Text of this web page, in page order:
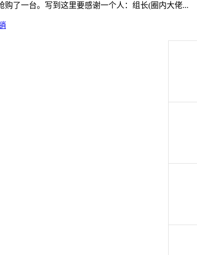
购了一台。写到这里要感谢一个人：组长(圈内大佬...